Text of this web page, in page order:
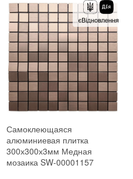
Основа: Самоклейка
Назначение:
В интерьере, Для бани, Для бассейна, Для ванной комнаты и туалета, Для гостинной, Для душевой, Для кухни, Для спальни, Для фартука
Вес модуля: 0.2 кг
Толщина чипа: 3 мм
Площадь модуля: 0,09 м²
Страна производителя: Китай
Бренд: Sticker Wall
Тип поверхности: Глянцевая
Самоклеющаяся
алюминиевая плитка
300х300х3мм Медная
мозаика SW-00001157